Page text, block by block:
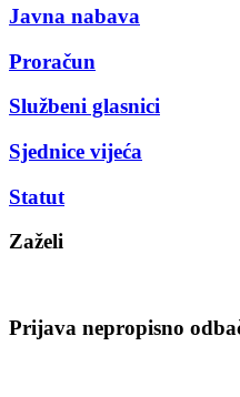
Javna nabava
Proračun
Službeni glasnici
Sjednice vijeća
Statut
Zaželi
Prijava nepropisno